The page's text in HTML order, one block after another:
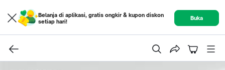
Belanja di aplikasi, gratis ongkir & kupon diskon
setiap hari!
Buka